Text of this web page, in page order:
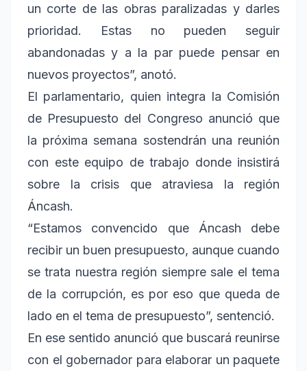
un corte de las obras paralizadas y darles
prioridad. Estas no pueden seguir
abandonadas y a la par puede pensar en
nuevos proyectos”, anotó.
El parlamentario, quien integra la Comisión
de Presupuesto del Congreso anunció que
la próxima semana sostendrán una reunión
con este equipo de trabajo donde insistirá
sobre la crisis que atraviesa la región
Áncash.
“Estamos convencido que Áncash debe
recibir un buen presupuesto, aunque cuando
se trata nuestra región siempre sale el tema
de la corrupción, es por eso que queda de
lado en el tema de presupuesto”, sentenció.
En ese sentido anunció que buscará reunirse
con el gobernador para elaborar un paquete